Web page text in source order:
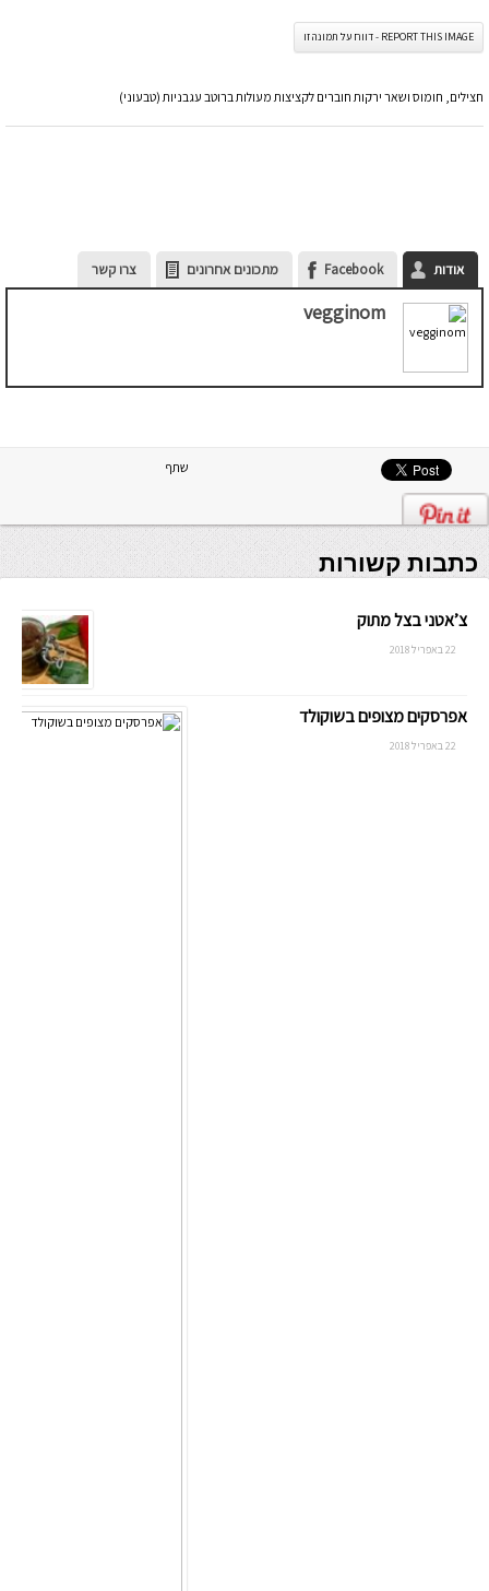
REPORT THIS IMAGE - דווח על תמונה זו
חצילים, חומוס ושאר ירקות חוברים לקציצות מעולות ברוטב עגבניות (טבעוני)
אודות Facebook מתכונים אחרונים צרו קשר
vegginom
שתף
כתבות קשורות
צ’אטני בצל מתוק
22 באפריל 2018
אפרסקים מצופים בשוקולד
22 באפריל 2018